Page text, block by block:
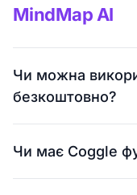
MindMap AI
Чи можна
безкоштовно?
включає лише 3
можливості
Чи має Coggle